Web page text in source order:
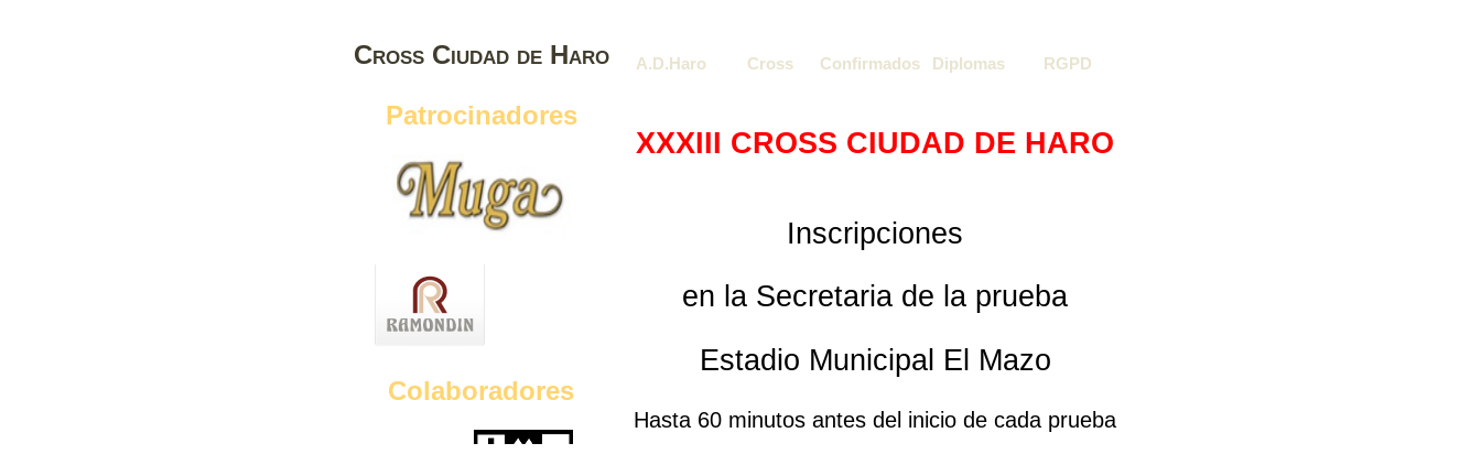
Cross Ciudad de Haro A.D.Haro Cross Confirmados Diplomas RGPD
Patrocinadores
Colaboradores
XXXIII CROSS CIUDAD DE HARO
Inscripciones
en la Secretaria de la prueba
Estadio Municipal El Mazo
Hasta 60 minutos antes del inicio de cada prueba